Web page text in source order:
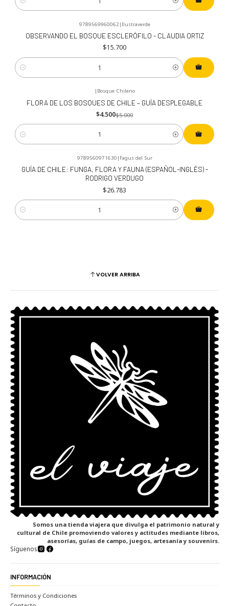
Cantidad
9789569960062|Ilustraverde
OBSERVANDO EL BOSQUE ESCLERÓFILO - CLAUDIA ORTIZ
$15.700
Cantidad
-10%OFF
| Bosque Chileno
FLORA DE LOS BOSQUES DE CHILE – GUÍA DESPLEGABLE
$4.500$5.000
Cantidad
9789560971630 | Fagus del Sur
GUÍA DE CHILE: FUNGA, FLORA Y FAUNA (ESPAÑOL-INGLÉS) -
RODRIGO VERDUGO
$26.783
Cantidad
VOLVER ARRIBA
Somos una tienda viajera que divulga el patrimonio natural y
cultural de Chile promoviendo valores y actitudes mediante libros,
asesorías, guías de campo, juegos, artesanía y souvenirs.
Síguenos
INFORMACIÓN
Términos y Condiciones